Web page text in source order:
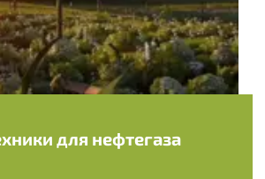
для нефтегаза